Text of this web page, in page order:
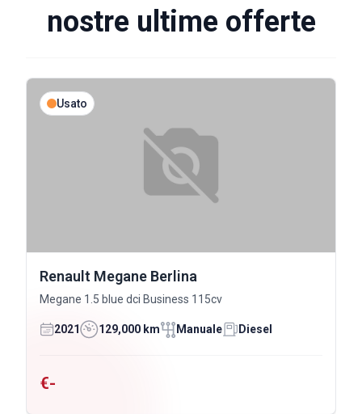
nostre ultime offerte
Usato
Renault Megane Berlina
Megane 1.5 blue dci Business 115cv
2021 129,000 km Manuale Diesel
€-